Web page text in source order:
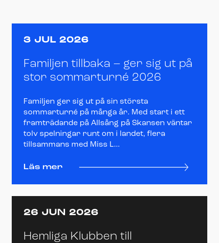
3 JUL 2026
Familjen tillbaka – ger sig ut på
stor sommarturné 2026
Familjen ger sig ut på sin största
sommarturné på många år. Med start i ett
framträdande på Allsång på Skansen väntar
tolv spelningar runt om i landet, flera
tillsammans med Miss L...
Läs mer
26 JUN 2026
Hemliga Klubben till